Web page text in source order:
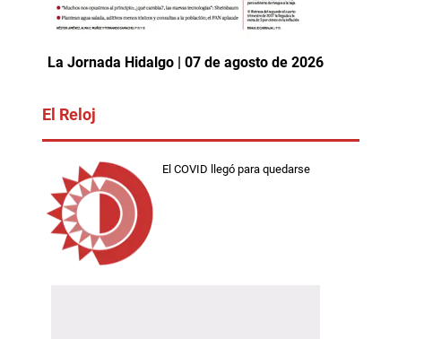
La Jornada Hidalgo | 07 de agosto de 2026
El Reloj
El COVID llegó para quedarse